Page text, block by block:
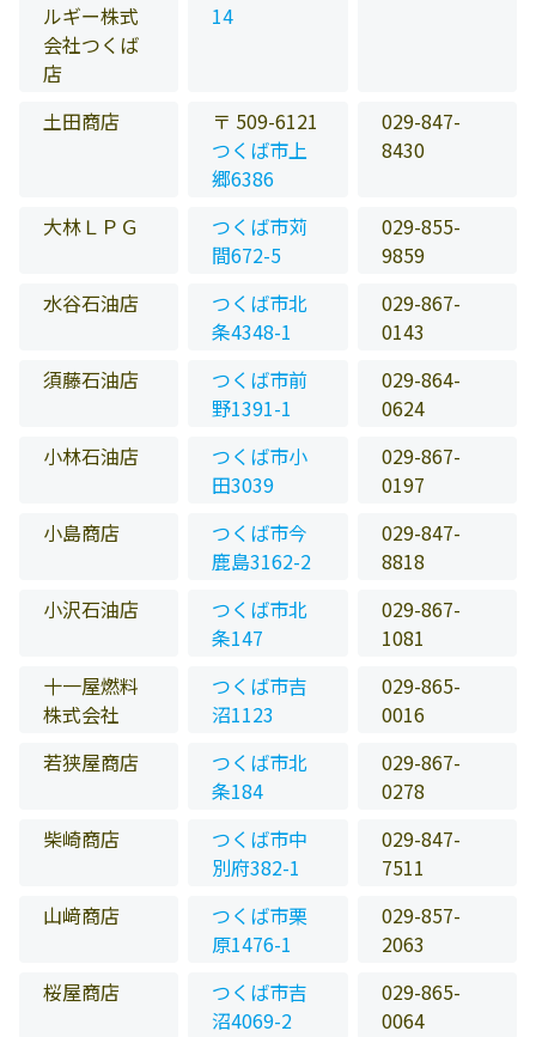
ルギー株式
会社つくば
店
14
土田商店
〒 509-6121
つくば市上
郷6386
029-847-
8430
大林ＬＰＧ
つくば市苅
間672-5
029-855-
9859
水谷石油店
つくば市北
条4348-1
029-867-
0143
須藤石油店
つくば市前
野1391-1
029-864-
0624
小林石油店
つくば市小
田3039
029-867-
0197
小島商店
つくば市今
鹿島3162-2
029-847-
8818
小沢石油店
つくば市北
条147
029-867-
1081
十一屋燃料
株式会社
つくば市吉
沼1123
029-865-
0016
若狭屋商店
つくば市北
条184
029-867-
0278
柴崎商店
つくば市中
別府382-1
029-847-
7511
山﨑商店
つくば市栗
原1476-1
029-857-
2063
桜屋商店
つくば市吉
沼4069-2
029-865-
0064